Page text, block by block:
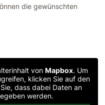
die gewünschten
von Mapbox. Um
klicken Sie auf den
dass dabei Daten an
werden.